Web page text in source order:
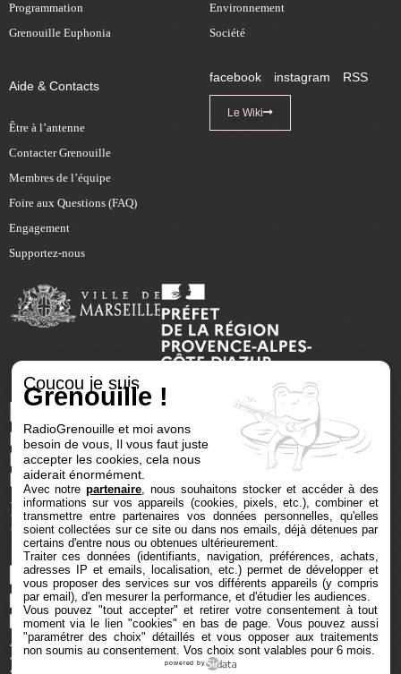
Programmation
Grenouille Euphonia
Environnement
Société
Aide & Contacts
Être à l’antenne
Contacter Grenouille
Membres de l’équipe
Foire aux Questions (FAQ)
Engagement
Supportez-nous
facebook instagram RSS
Le Wiki
Coucou je suis
Grenouille !
RadioGrenouille et moi avons
besoin de vous, Il vous faut juste
accepter les cookies, cela nous
aiderait énormément.
Avec notrepartenaire , nous souhaitons stocker et accéder à des
informations sur vos appareils (cookies, pixels, etc.), combiner et
transmettre entre partenaires vos données personnelles, qu'elles
soient collectées sur ce site ou dans nos emails, déjà détenues par
certains d'entre nous ou obtenues ultérieurement.
Traiter ces données (identifiants, navigation, préférences, achats,
adresses IP et emails, localisation, etc.) permet de développer et
vous proposer des services sur vos différents appareils (y compris
par email), d'en mesurer la performance, et d'étudier les audiences.
Vous pouvez "tout accepter" et retirer votre consentement à tout
moment via le lien "cookies" en bas de page. Vous pouvez aussi
"paramétrer des choix" détaillés et vous opposer aux traitements
non soumis au consentement. Vos choix sont valables pour 6 mois.
powered by